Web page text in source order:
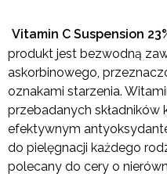
Vitamin C Suspension
produkt jest bezwodną
askorbinowego,
oznakami starzenia.
przebadanych składników
efektywnym
do pielęgnacji każdego
polecany do cery o